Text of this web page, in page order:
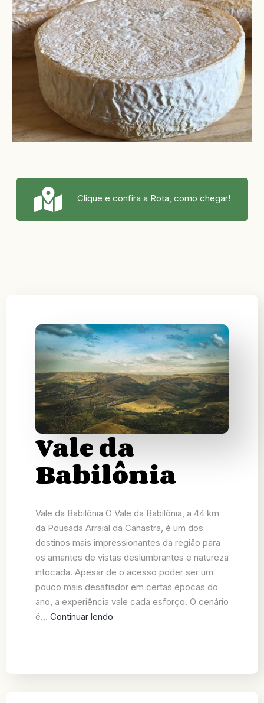
Clique e confira a Rota, como chegar!
Vale da
Babilônia
Vale da Babilônia O Vale da Babilônia, a 44 km
da Pousada Arraial da Canastra, é um dos
destinos mais impressionantes da região para
os amantes de vistas deslumbrantes e natureza
intocada. Apesar de o acesso poder ser um
pouco mais desafiador em certas épocas do
ano, a experiência vale cada esforço. O cenário
é… Continuar lendo